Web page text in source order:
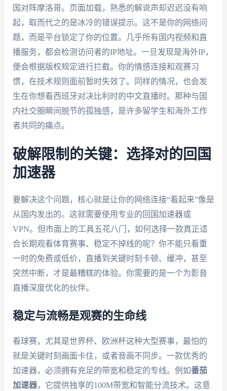
国对阵摩洛哥。页面加载，熟悉的解说声却迟迟没有响
起，取而代之的是冰冷的错误提示。这不是你的网络问
题，而是平台锁定了你的位置。几乎所有国内视频和直
播服务，都会检测访问者的IP地址。一旦发现是海外IP，
便会根据版权规定进行拦截。你的情感连接和观赛习
惯，在技术规则面前暂时失效了。同样的情况，也会发
生在你想看西班牙对决比利时的中文直播时。那种与国
内社交圈瞬间脱节的孤独感，是许多留学生和海外工作
者共同的痛点。
破解限制的关键：选择对的回国
加速器
要解决这个问题，核心就是让你的网络连接“看起来”像是
从国内发出的。这就需要使用专业的回国加速器或
VPN。但市面上的工具五花八门，如何选择一款真正适
合长期观看体育赛事、稳定不掉线的呢？你不能只看重
一时的免费或低价，直播到关键时刻卡顿、缓冲，甚至
突然中断，才是最糟糕的体验。你需要的是一个为影音
直播深度优化的伙伴。
稳定与流畅是观赛的生命线
看球赛，尤其是世界杯、欧洲杯这种大型赛事，最怕的
就是关键时刻画面卡住，或者音画不同步。一款优秀的
加速器，必须拥有充足的带宽和稳定的专线。例如番茄
加速器，它提供独享的100M带宽和智能分流技术。这意